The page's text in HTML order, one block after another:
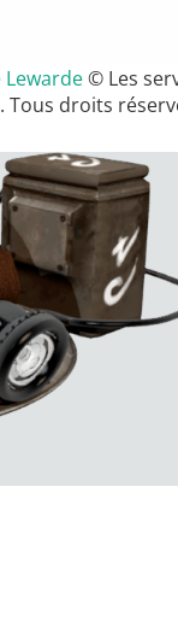
© Les
Tous droits